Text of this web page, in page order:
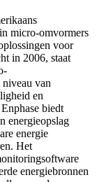
micro-omvormers
voor
in 2006, staat
van
en
biedt
energieopslag
energie
Het
energiebronnen